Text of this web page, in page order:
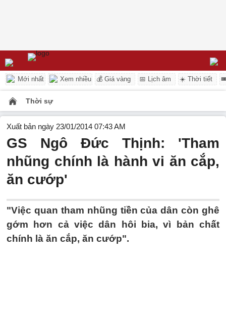
Mới nhất Xem nhiều 💰 Giá vàng 📅 Lịch âm ☀️ Thời tiết
Thời sự
Xuất bản ngày 23/01/2014 07:43 AM
GS Ngô Đức Thịnh: 'Tham
nhũng chính là hành vi ăn cắp,
ăn cướp'
"Việc quan tham nhũng tiền của dân còn ghê
gớm hơn cả việc dân hôi bia, vì bản chất
chính là ăn cắp, ăn cướp".